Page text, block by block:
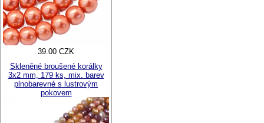
39.00 CZK
Skleněné broušené korálky
3x2 mm, 179 ks, mix. barev
plnobarevné s lustrovým
pokovem